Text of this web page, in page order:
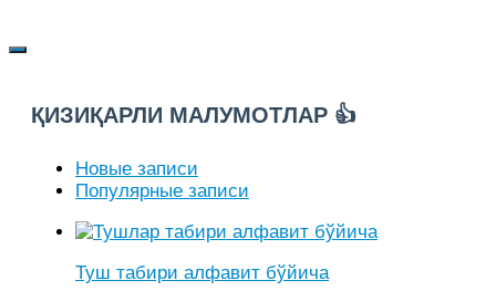
ҚИЗИҚАРЛИ МАЛУМОТЛАР 👍
Новые записи
Популярные записи
Туш табири алфавит бўйича